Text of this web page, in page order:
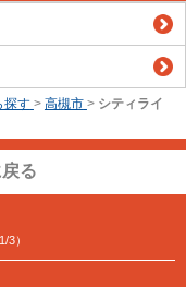
探す > 高槻市 > シティライ
る
3）